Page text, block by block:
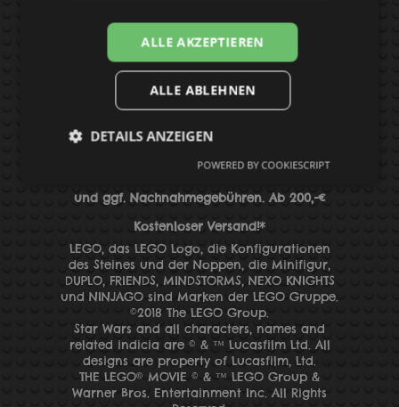
*Alle Preise inkl. MwSt. zzgl.Versandkosten
und ggf. Nachnahmegebühren. Ab 200,-€
Kostenloser Versand!*
LEGO, das LEGO Logo, die Konfigurationen
des Steines und der Noppen, die Minifigur,
DUPLO, FRIENDS, MINDSTORMS, NEXO KNIGHTS
und NINJAGO sind Marken der LEGO Gruppe.
©2018 The LEGO Group.
Star Wars and all characters, names and
related indicia are © & ™ Lucasfilm Ltd. All
designs are property of Lucasfilm, Ltd.
THE LEGO® MOVIE © & ™ LEGO Group &
Warner Bros. Entertainment Inc. All Rights
ALLE AKZEPTIEREN
ALLE ABLEHNEN
DETAILS ANZEIGEN
POWERED BY COOKIESCRIPT